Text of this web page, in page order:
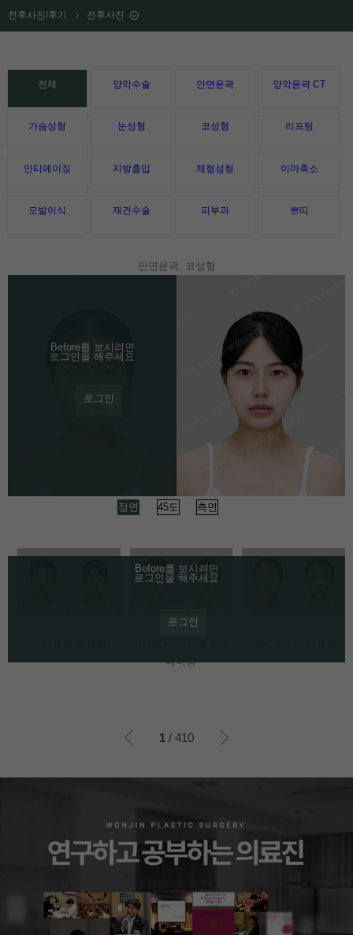
전후사진/후기 전후사진
전체 양악수술 안면윤곽 양악윤곽 CT
가슴성형 눈성형 코성형 리프팅
안티에이징 지방흡입 체형성형 이마축소
모발이식 재건수술 피부과 쁘띠
안면윤곽, 코성형
Before를 보시려면
로그인을 해주세요
로그인
정면 45도 측면
Before를 보시려면
로그인을 해주세요
로그인
에이징
1 / 410